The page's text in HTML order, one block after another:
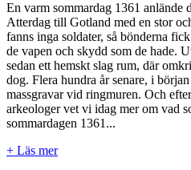
En varm sommardag 1361 anlände
Atterdag till Gotland med en stor
fanns inga soldater, så bönderna
de vapen och skydd som de hade.
sedan ett hemskt slag rum, där
dog. Flera hundra år senare, i
massgravar vid ringmuren. Och
arkeologer vet vi idag mer om vad
sommardagen 1361...
+ Läs mer